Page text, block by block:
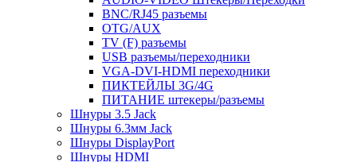
BNC/RJ45 разъемы
OTG/AUX
TV (F) разъемы
USB разъемы/переходники
VGA-DVI-HDMI переходники
ПИКТЕЙЛЫ 3G/4G
ПИТАНИЕ штекеры/разъемы
Шнуры 3.5 Jack
Шнуры 6.3мм Jack
Шнуры DisplayPort
Шнуры HDMI